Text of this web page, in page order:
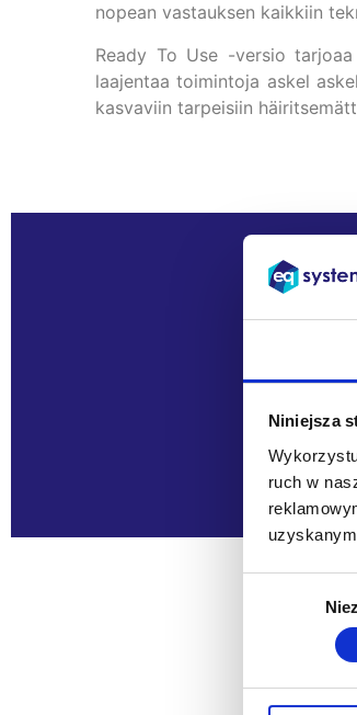
Niniejsza
ruch w
nopean vastauksen kaikkiin
Ready To Use -versio tarjoaa
laajentaa toimintoja askel
kasvaviin tarpeisiin